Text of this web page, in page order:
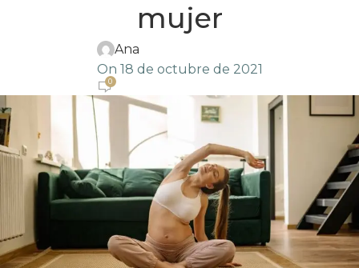
mujer
Ana
On 18 de octubre de 2021
0